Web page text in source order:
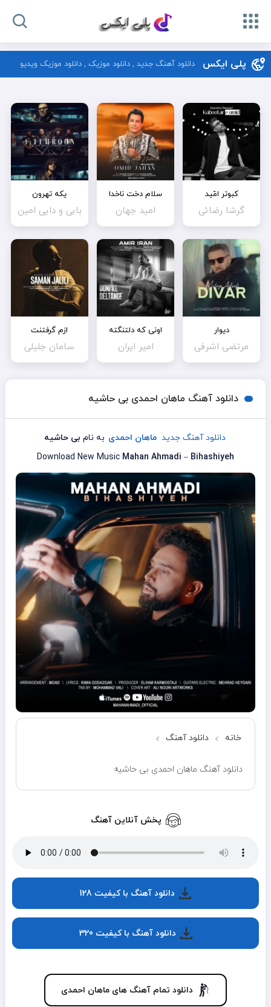
پلی ایکس دانلود آهنگ جدید , دانلود موزیک , دانلود موزیک ویدیو
کبوتر امّید
گرشا رضائی
سلام دخت ناخدا
امید جهان
یکه تهرون
بابی و دایی امین
دیوار
مرتضی اشرفی
اونی که دلتنگته
امیر ایران
ازم گرفتنت
سامان جلیلی
دانلود آهنگ ماهان احمدی بی حاشیه
دانلود آهنگ جدید ماهان احمدی به نام بی حاشیه
Download New Music Mahan Ahmadi – Bihashiyeh
خانه دانلود آهنگ
دانلود آهنگ ماهان احمدی بی حاشیه
پخش آنلاین آهنگ
دانلود آهنگ با کیفیت 128
دانلود آهنگ با کیفیت 320
دانلود تمام آهنگ های ماهان احمدی